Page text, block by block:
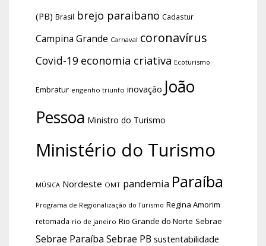
(PB) Brasil brejo paraibano Cadastur
Campina Grande Carnaval coronavírus
Covid-19 economia criativa Ecoturismo
Embratur engenho triunfo inovação João
Pessoa Ministro do Turismo
Ministério do Turismo
MÚSICA Nordeste OMT pandemia Paraíba
Programa de Regionalização do Turismo Regina Amorim
retomada rio de janeiro Rio Grande do Norte Sebrae
Sebrae Paraíba Sebrae PB sustentabilidade